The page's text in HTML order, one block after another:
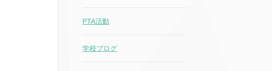
PTA活動
学校ブログ